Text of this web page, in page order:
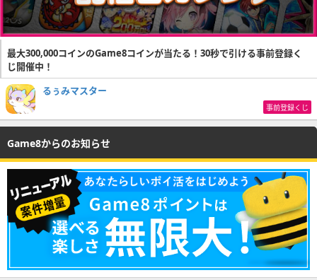
最大300,000コインのGame8コインが当たる！30秒で引ける事前登録く
じ開催中！
るぅみマスター
事前登録くじ
Game8からのお知らせ